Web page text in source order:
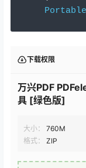
Portable
下载权限
万兴PDF
具 [绿色版]
大小：
760M
格式：
ZIP